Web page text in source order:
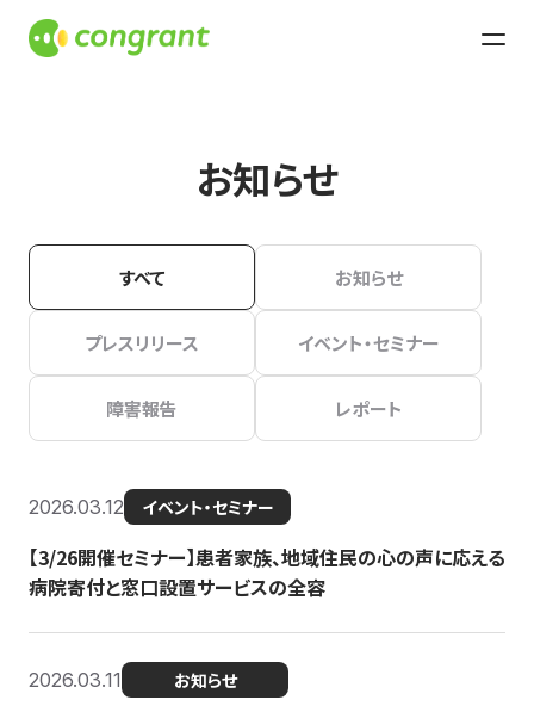
お知らせ
すべて お知らせ
プレスリリース イベント・セミナー
障害報告 レポート
2026.03.12 イベント・セミナー
【3/26開催セミナー】患者家族、地域住民の心の声に応える
病院寄付と窓口設置サービスの全容
2026.03.11 お知らせ